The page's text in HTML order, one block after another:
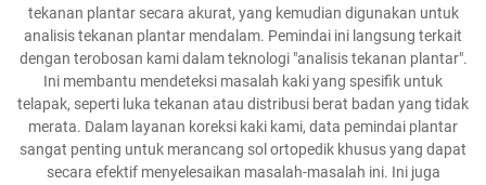
tekanan plantar secara akurat, yang kemudian digunakan untuk
analisis tekanan plantar mendalam. Pemindai ini langsung terkait
dengan terobosan kami dalam teknologi "analisis tekanan plantar".
Ini membantu mendeteksi masalah kaki yang spesifik untuk
telapak, seperti luka tekanan atau distribusi berat badan yang tidak
merata. Dalam layanan koreksi kaki kami, data pemindai plantar
sangat penting untuk merancang sol ortopedik khusus yang dapat
secara efektif menyelesaikan masalah-masalah ini. Ini juga